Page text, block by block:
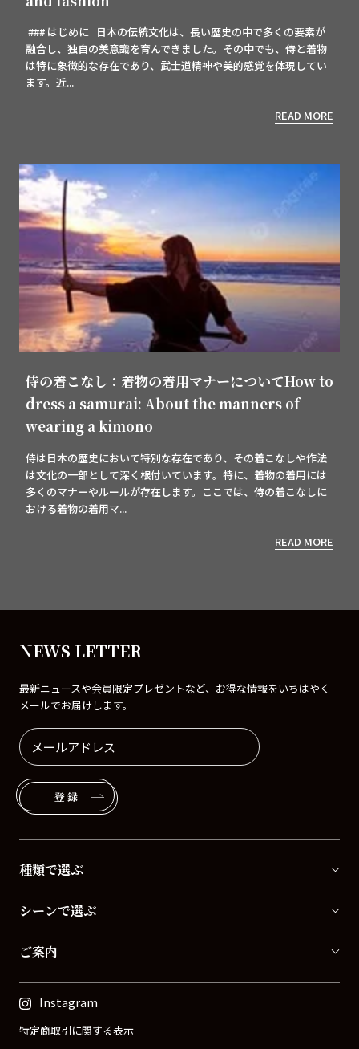
### はじめに 日本の伝統文化は、長い歴史の中で多くの要素が
融合し、独自の美意識を育んできました。その中でも、侍と着物
は特に象徴的な存在であり、武士道精神や美的感覚を体現してい
ます。近...
READ MORE
侍の着こなし：着物の着用マナーについてHow to
dress a samurai: About the manners of
wearing a kimono
侍は日本の歴史において特別な存在であり、その着こなしや作法
は文化の一部として深く根付いています。特に、着物の着用には
多くのマナーやルールが存在します。ここでは、侍の着こなしに
おける着物の着用マ...
READ MORE
NEWS LETTER
最新ニュースや会員限定プレゼントなど、お得な情報をいちはやく
メールでお届けします。
登録
種類で選ぶ
シーンで選ぶ
ご案内
Instagram
特定商取引に関する表示